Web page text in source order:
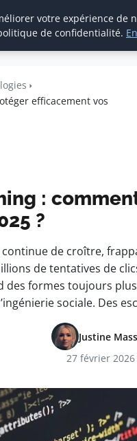
efficacement vos
:
?
continue de croître,
de tentatives de
des formes toujours
sociale. Des
Justine
27 février 2026
votre expérience de
de confidentialité.